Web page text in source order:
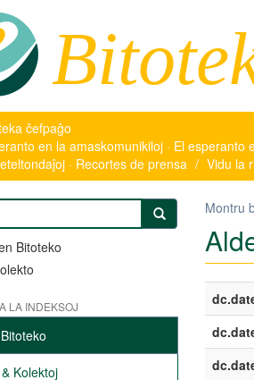
ĉefpaĝo
en la amaskomunikiloj · El esperanto
· Recortes de prensa
Vidu la
Bitoteko
LA INDEKSOJ
Kolektoj
Montru